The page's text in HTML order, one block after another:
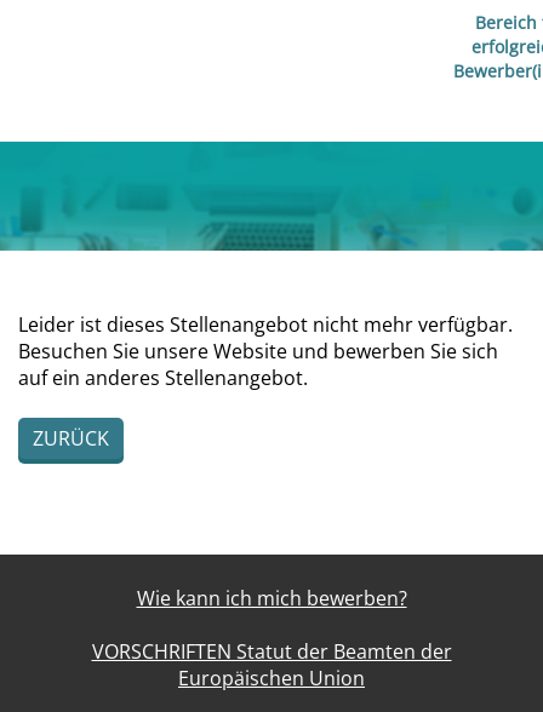
Leider ist dieses Stellenangebot nicht mehr verfügbar.
Besuchen Sie unsere Website und bewerben Sie sich
auf ein anderes Stellenangebot.
ZURÜCK
Wie kann ich mich bewerben?
VORSCHRIFTEN Statut der Beamten der
Europäischen Union